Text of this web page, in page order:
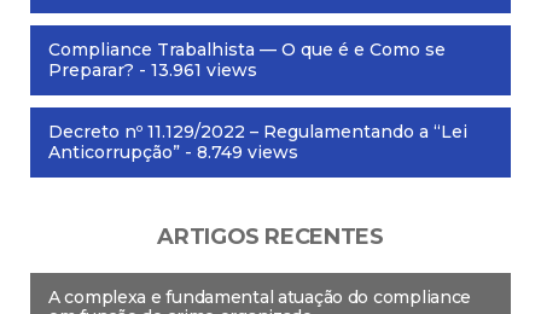
Compliance Trabalhista — O que é e Como se
Preparar? - 13.961 views
Decreto nº 11.129/2022 – Regulamentando a “Lei
Anticorrupção” - 8.749 views
ARTIGOS RECENTES
A complexa e fundamental atuação do compliance